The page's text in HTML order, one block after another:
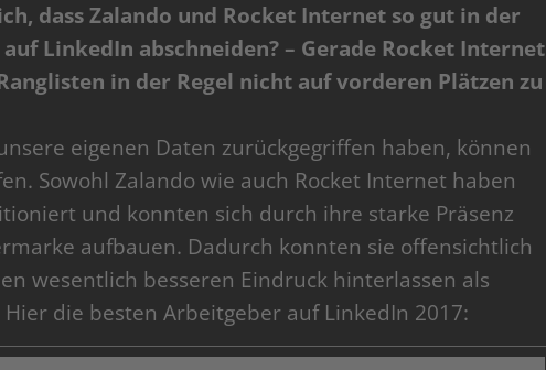
dass Zalando und Rocket Internet so gut in der
LinkedIn abschneiden? – Gerade Rocket Internet
in der Regel nicht auf vorderen Plätzen zu
eigenen Daten zurückgegriffen haben, können
Sowohl Zalando wie auch Rocket Internet haben
und konnten sich durch ihre starke Präsenz
aufbauen. Dadurch konnten sie offensichtlich
wesentlich besseren Eindruck hinterlassen als
die besten Arbeitgeber auf LinkedIn 2017: